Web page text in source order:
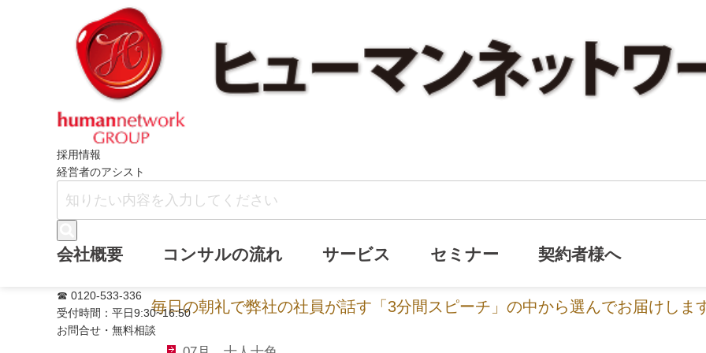
採用情報
経営者のアシスト
会社概要 コンサルの流れ サービス セミナー 契約者様へ
☎ 0120-533-336
受付時間：平日9:30~16:50
お問合せ・無料相談
毎日の朝礼で弊社の社員が話す「3分間スピーチ」の中から選んでお届けしま